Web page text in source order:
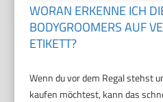
WORAN ERKENNE ICH
BODYGROOMERS AUF
ETIKETT?
Wenn du vor dem Regal stehst
kaufen möchtest, kann das